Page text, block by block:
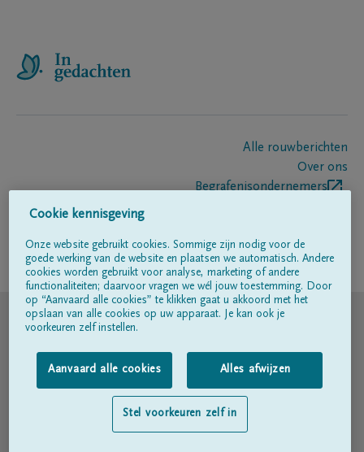
Alle rouwberichten
Over ons
Begrafenisondernemers
Volg ons op
© DELA
Gebruiksvoorwaarden
Privacyverklaring
Toegankelijkheidsverklaring
Cookie kennisgeving
Onze website gebruikt cookies. Sommige zijn nodig voor de
goede werking van de website en plaatsen we automatisch. Andere
cookies worden gebruikt voor analyse, marketing of andere
functionaliteiten; daarvoor vragen we wél jouw toestemming. Door
op “Aanvaard alle cookies” te klikken gaat u akkoord met het
opslaan van alle cookies op uw apparaat. Je kan ook je
voorkeuren zelf instellen.
Aanvaard alle cookies Alles afwijzen
Stel voorkeuren zelf in